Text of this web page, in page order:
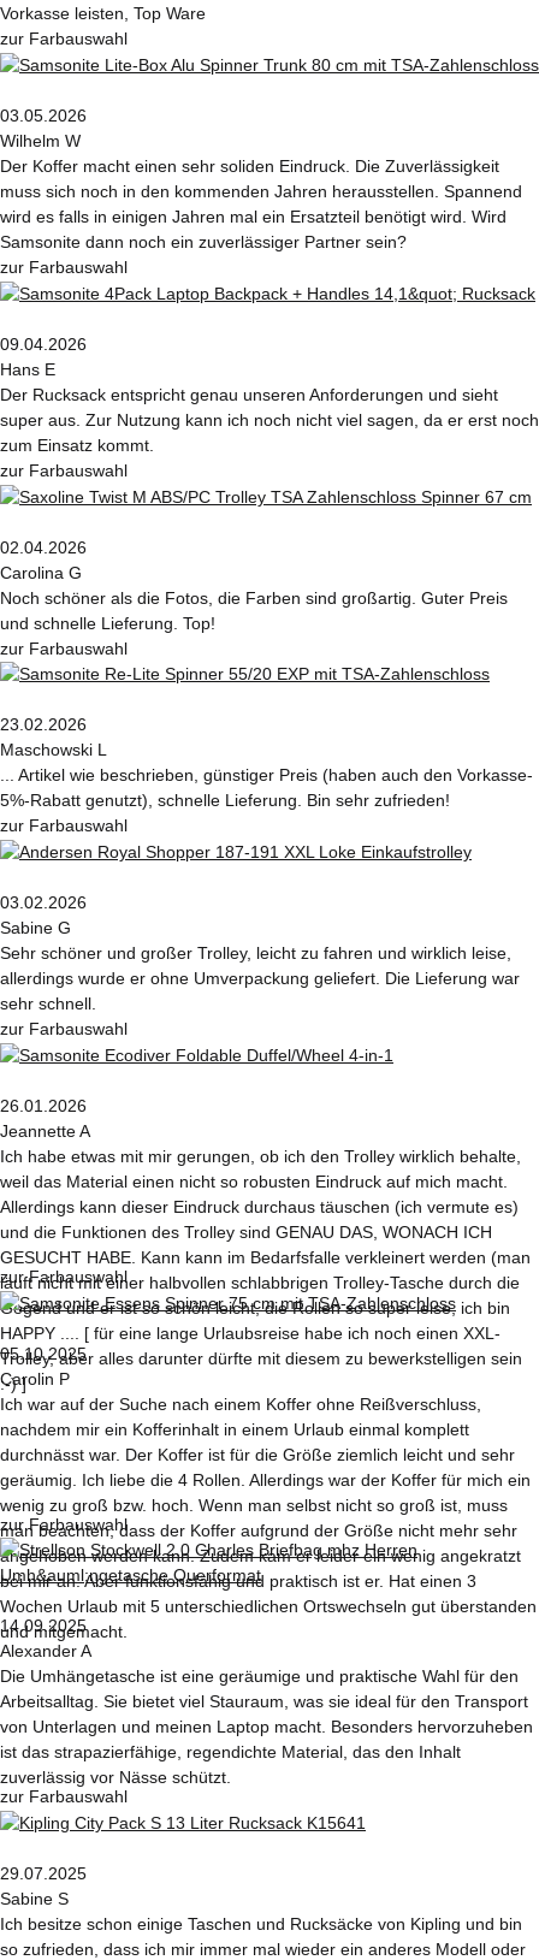
Vorkasse leisten, Top Ware
zur Farbauswahl
03.05.2026
Wilhelm W
Der Koffer macht einen sehr soliden Eindruck. Die Zuverlässigkeit
muss sich noch in den kommenden Jahren herausstellen. Spannend
wird es falls in einigen Jahren mal ein Ersatzteil benötigt wird. Wird
Samsonite dann noch ein zuverlässiger Partner sein?
zur Farbauswahl
09.04.2026
Hans E
Der Rucksack entspricht genau unseren Anforderungen und sieht
super aus. Zur Nutzung kann ich noch nicht viel sagen, da er erst noch
zum Einsatz kommt.
zur Farbauswahl
02.04.2026
Carolina G
Noch schöner als die Fotos, die Farben sind großartig. Guter Preis
und schnelle Lieferung. Top!
zur Farbauswahl
23.02.2026
Maschowski L
... Artikel wie beschrieben, günstiger Preis (haben auch den Vorkasse-
5%-Rabatt genutzt), schnelle Lieferung. Bin sehr zufrieden!
zur Farbauswahl
03.02.2026
Sabine G
Sehr schöner und großer Trolley, leicht zu fahren und wirklich leise,
allerdings wurde er ohne Umverpackung geliefert. Die Lieferung war
sehr schnell.
zur Farbauswahl
26.01.2026
Jeannette A
Ich habe etwas mit mir gerungen, ob ich den Trolley wirklich behalte,
weil das Material einen nicht so robusten Eindruck auf mich macht.
Allerdings kann dieser Eindruck durchaus täuschen (ich vermute es)
und die Funktionen des Trolley sind GENAU DAS, WONACH ICH
GESUCHT HABE. Kann kann im Bedarfsfalle verkleinert werden (man
läuft nicht mit einer halbvollen schlabbrigen Trolley-Tasche durch die
Gegend und er ist so schön leicht, die Rollen so super leise, ich bin
HAPPY .... [ für eine lange Urlaubsreise habe ich noch einen XXL-
Trolley, aber alles darunter dürfte mit diesem zu bewerkstelligen sein
:-) ]
zur Farbauswahl
05.10.2025
Carolin P
Ich war auf der Suche nach einem Koffer ohne Reißverschluss,
nachdem mir ein Kofferinhalt in einem Urlaub einmal komplett
durchnässt war. Der Koffer ist für die Größe ziemlich leicht und sehr
geräumig. Ich liebe die 4 Rollen. Allerdings war der Koffer für mich ein
wenig zu groß bzw. hoch. Wenn man selbst nicht so groß ist, muss
man beachten, dass der Koffer aufgrund der Größe nicht mehr sehr
angehoben werden kann. Zudem kam er leider ein wenig angekratzt
bei mir an. Aber funktionsfähig und praktisch ist er. Hat einen 3
Wochen Urlaub mit 5 unterschiedlichen Ortswechseln gut überstanden
und mitgemacht.
zur Farbauswahl
14.09.2025
Alexander A
Die Umhängetasche ist eine geräumige und praktische Wahl für den
Arbeitsalltag. Sie bietet viel Stauraum, was sie ideal für den Transport
von Unterlagen und meinen Laptop macht. Besonders hervorzuheben
ist das strapazierfähige, regendichte Material, das den Inhalt
zuverlässig vor Nässe schützt.
zur Farbauswahl
29.07.2025
Sabine S
Ich besitze schon einige Taschen und Rucksäcke von Kipling und bin
so zufrieden, dass ich mir immer mal wieder ein anderes Modell oder